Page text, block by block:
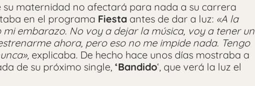
maternidad no afectará para nada a su carrera
en el programa Fiesta antes de dar a luz: «A la
embarazo. No voy a dejar la música, voy a tener un
ahora, pero eso no me impide nada. Tengo
explicaba. De hecho hace unos días mostraba a
de su próximo single, ‘Bandido‘, que verá la luz el